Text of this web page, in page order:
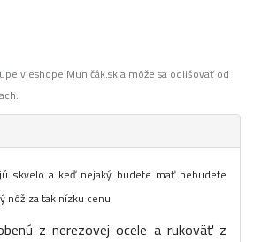
v eshope Muničák.sk a môže sa odlišovať od
skvelo a keď nejaký budete mať nebudete
nôž za tak nízku cenu.
z nerezovej ocele a rukoväť z